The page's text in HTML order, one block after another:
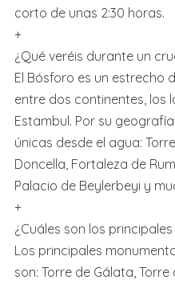
corto de unas 2:30 horas.
+
¿Qué veréis durante un
El Bósforo es un estrecho
entre dos continentes, los
Estambul. Por su
únicas desde el agua:
Doncella, Fortaleza de
Palacio de Beylerbeyi y
+
¿Cuáles son los
Los principales
son: Torre de Gálata,